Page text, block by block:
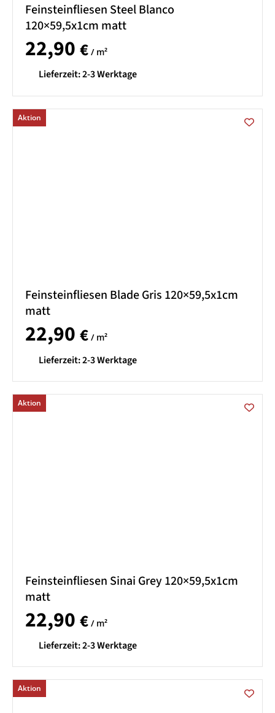
Feinsteinfliesen Steel Blanco
120×59,5x1cm matt
22,90 € / m²
Lieferzeit:2-3 Werktage
Aktion
Feinsteinfliesen Blade Gris 120×59,5x1cm
matt
22,90 € / m²
Lieferzeit:2-3 Werktage
Aktion
Feinsteinfliesen Sinai Grey 120×59,5x1cm
matt
22,90 € / m²
Lieferzeit:2-3 Werktage
Aktion